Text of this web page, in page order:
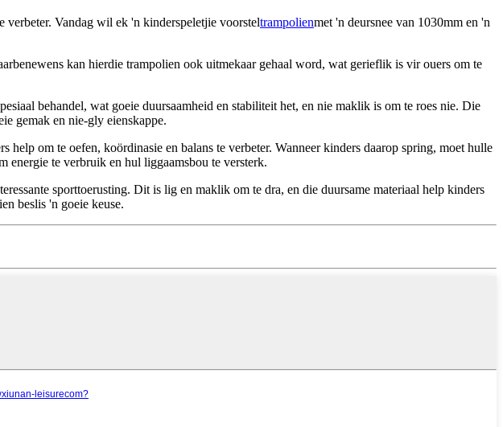
verbeter. Vandag wil ek 'n kinderspeletjie voorsteltrampolienmet 'n deursnee van 1030mm en 'n
kan hierdie trampolien ook uitmekaar gehaal word, wat gerieflik is vir ouers om te
behandel, wat goeie duursaamheid en stabiliteit het, en nie maklik is om te roes nie. Die
gemak en nie-gly eienskappe.
om te oefen, koördinasie en balans te verbeter. Wanneer kinders daarop spring, moet hulle
energie te verbruik en hul liggaamsbou te versterk.
sporttoerusting. Dit is lig en maklik om te dra, en die duursame materiaal help kinders
beslis 'n goeie keuse.